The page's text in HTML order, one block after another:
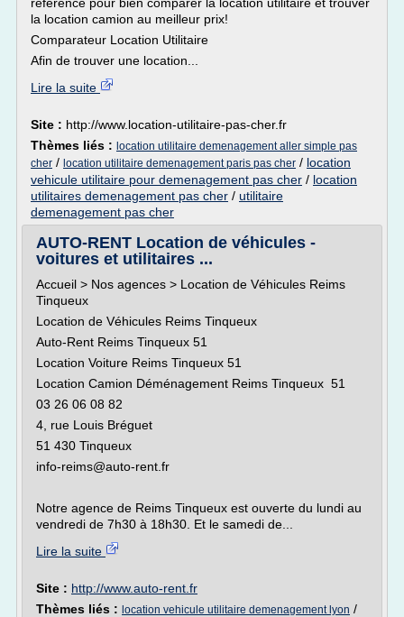
la location camion au meilleur prix!
Comparateur Location Utilitaire
Afin de trouver une location...
Lire la suite
Site : http://www.location-utilitaire-pas-cher.fr
Thèmes liés : location utilitaire demenagement aller simple pas
cher / location utilitaire demenagement paris pas cher / location
vehicule utilitaire pour demenagement pas cher / location
utilitaires demenagement pas cher / utilitaire
demenagement pas cher
AUTO-RENT Location de véhicules -
voitures et utilitaires ...
Accueil > Nos agences > Location de Véhicules Reims
Tinqueux
Location de Véhicules Reims Tinqueux
Auto-Rent Reims Tinqueux 51
Location Voiture Reims Tinqueux 51
Location Camion Déménagement Reims Tinqueux 51
03 26 06 08 82
4, rue Louis Bréguet
51 430 Tinqueux
info-reims@auto-rent.fr
Notre agence de Reims Tinqueux est ouverte du lundi au
vendredi de 7h30 à 18h30. Et le samedi de...
Lire la suite
Site : http://www.auto-rent.fr
Thèmes liés : location vehicule utilitaire demenagement lyon /